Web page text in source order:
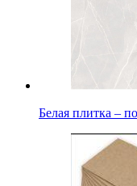
Белая плитка –